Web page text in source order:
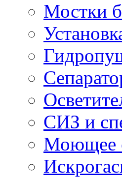
Мостки
СИЗ и
Моющее